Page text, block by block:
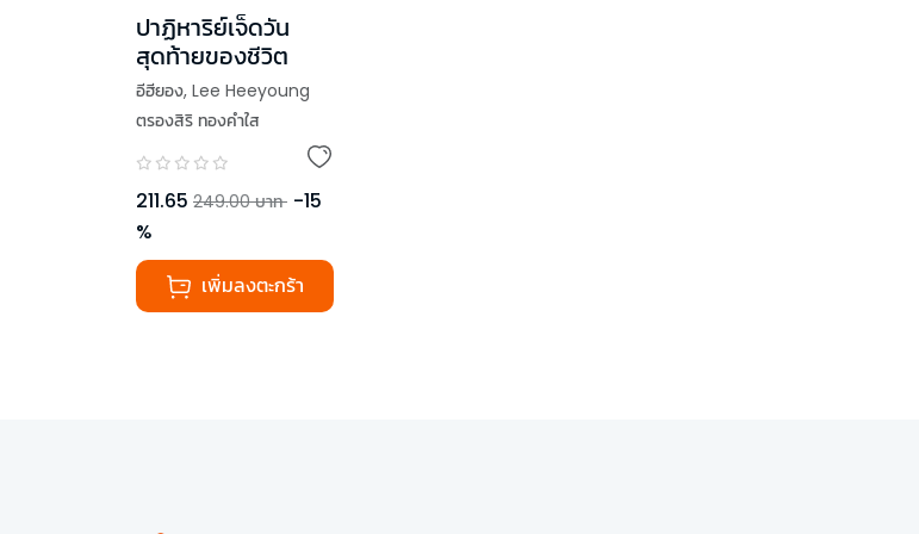
ปาฏิหาริย์เจ็ดวัน
สุดท้ายของชีวิต
อีฮียอง, Lee Heeyoung
ตรองสิริ ทองคำใส
211.65 249.00 บาท -15
%
เพิ่มลงตะกร้า